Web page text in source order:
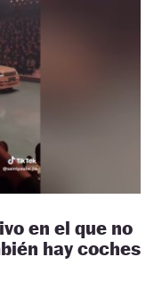
en el que no
hay coches